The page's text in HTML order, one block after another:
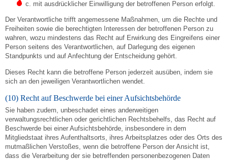
c. mit ausdrücklicher Einwilligung der betroffenen Person erfolgt.
Der Verantwortliche trifft angemessene Maßnahmen, um die Rechte und
Freiheiten sowie die berechtigten Interessen der betroffenen Person zu
wahren, wozu mindestens das Recht auf Erwirkung des Eingreifens einer
Person seitens des Verantwortlichen, auf Darlegung des eigenen
Standpunkts und auf Anfechtung der Entscheidung gehört.
Dieses Recht kann die betroffene Person jederzeit ausüben, indem sie
sich an den jeweiligen Verantwortlichen wendet.
(10) Recht auf Beschwerde bei einer Aufsichtsbehörde
Sie haben zudem, unbeschadet eines anderweitigen
verwaltungsrechtlichen oder gerichtlichen Rechtsbehelfs, das Recht auf
Beschwerde bei einer Aufsichtsbehörde, insbesondere in dem
Mitgliedstaat ihres Aufenthaltsorts, ihres Arbeitsplatzes oder des Orts des
mutmaßlichen Verstoßes, wenn die betroffene Person der Ansicht ist,
dass die Verarbeitung der sie betreffenden personenbezogenen Daten